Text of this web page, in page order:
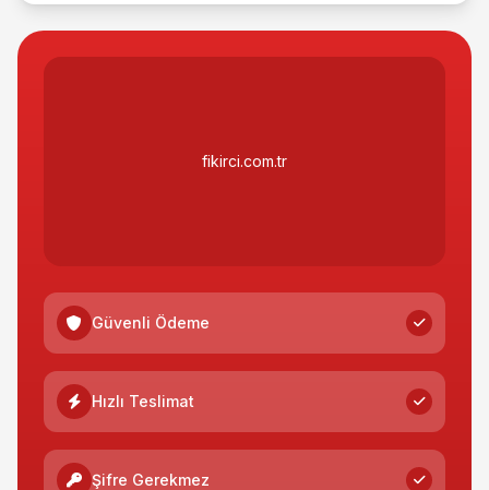
fikirci.com.tr
Güvenli Ödeme
Hızlı Teslimat
Şifre Gerekmez